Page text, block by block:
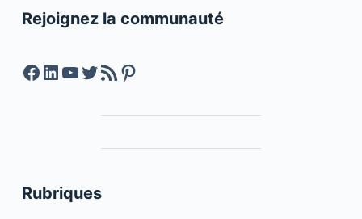
Rejoignez la communauté
Facebook
LinkedIn
YouTube
Twitter
Feed RSSPinterest
Rubriques